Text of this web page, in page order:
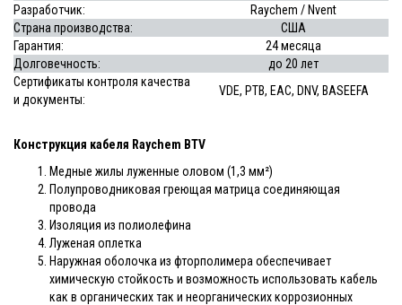
Разработчик:
Raychem / Nvent
Страна производства:
США
Гарантия:
24 месяца
Долговечность:
до 20 лет
Сертификаты контроля качества
и документы:
VDE, PTB, EAC, DNV, BASEEFA
Конструкция кабеля Raychem BTV
Медные жилы луженные оловом (1,3 мм²)
Полупроводниковая греющая матрица соединяющая
провода
Изоляция из полиолефина
Луженая оплетка
Наружная оболочка из фторполимера обеспечивает
химическую стойкость и возможность использовать кабель
как в органических так и неорганических коррозионных